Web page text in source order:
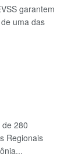
garantem
uma das
280
Regionais